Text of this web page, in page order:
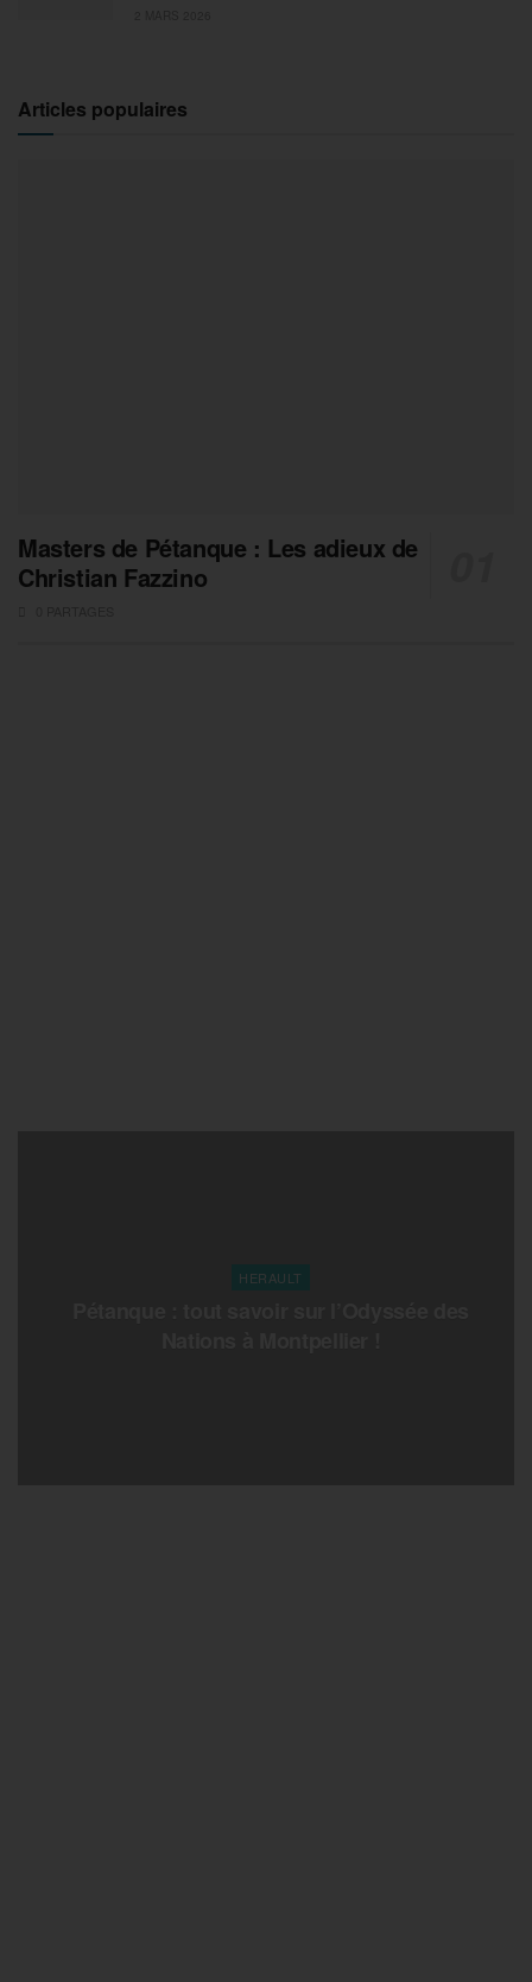
Articles populaires
Masters de Pétanque : Les adieux de
Christian Fazzino
HERAULT